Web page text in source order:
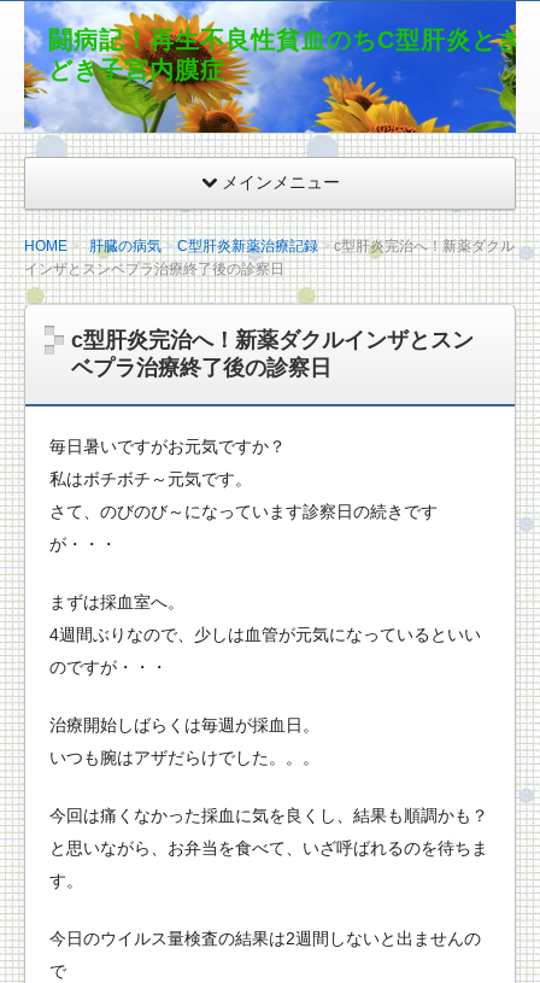
闘病記！再生不良性貧血のちC型肝炎とき
どき子宮内膜症
メインメニュー
HOME 肝臓の病気 C型肝炎新薬治療記録
c型肝炎完治へ！新薬ダクル
インザとスンベプラ治療終了後の診察日
c型肝炎完治へ！新薬ダクルインザとスン
ベプラ治療終了後の診察日
毎日暑いですがお元気ですか？
私はボチボチ～元気です。
さて、のびのび～になっています診察日の続きです
が・・・
まずは採血室へ。
4週間ぶりなので、 少しは血管が元気になっているといい
のですが・・・
治療開始しばらくは毎週が採血日。
いつも腕はアザだらけでした。。。
今回は痛くなかった採血に気を良くし、結果も順調かも？
と思いながら、 お弁当を食べて、いざ呼ばれるのを待ちま
す。
今日のウイルス量検査の結果は2週間しないと出ませんの
で